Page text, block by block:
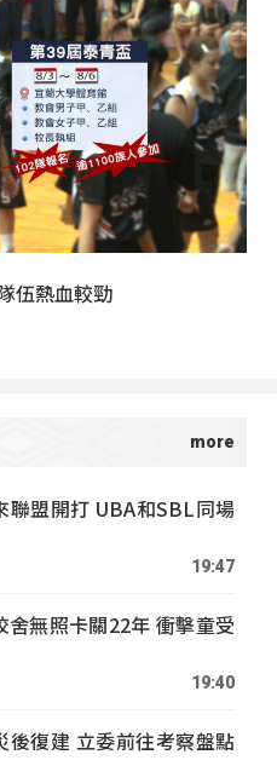
伍熱血較勁
聯盟開打 UBA和SBL同場
19:47
舍無照卡關22年 衝擊童受
19:40
後復建 立委前往考察盤點